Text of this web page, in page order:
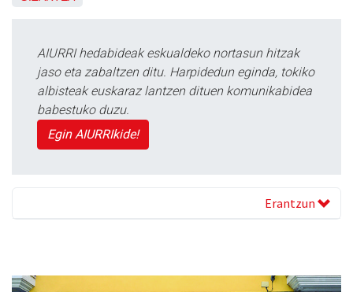
AIURRI hedabideak eskualdeko nortasun hitzak
jaso eta zabaltzen ditu. Harpidedun eginda, tokiko
albisteak euskaraz lantzen dituen komunikabidea
babestuko duzu.
Egin AIURRIkide!
Erantzun